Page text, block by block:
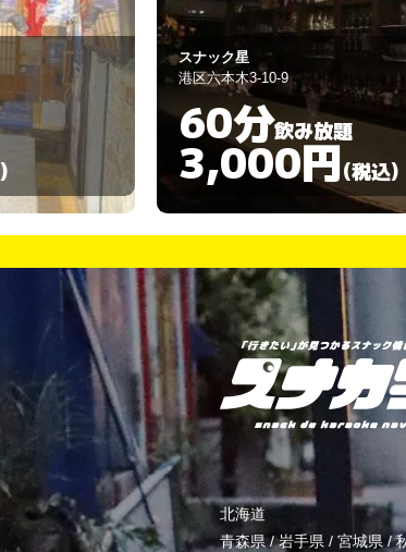
Ｓｏｃｉｏ
港区六本木3-13-4
60分飲み放題
3,000円(税込)
北海道
青森県/岩手県 / 宮城県 /